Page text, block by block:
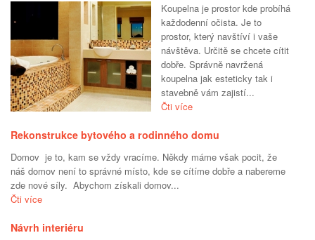
Koupelna je prostor kde probíhá
každodenní očista. Je to
prostor, který navštíví i vaše
návštěva. Určitě se chcete cítit
dobře. Správně navržená
koupelna jak esteticky tak i
stavebně vám zajistí...
Čti více
Rekonstrukce bytového a rodinného domu
Domov je to, kam se vždy vracíme. Někdy máme však pocit, že
náš domov není to správné místo, kde se cítíme dobře a nabereme
zde nové síly. Abychom získali domov...
Čti více
Návrh interiéru